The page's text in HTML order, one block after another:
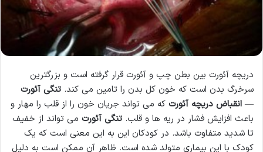
دریچه آئورت بین بطن چپ و آئورت قرار گرفته است و بزرگترین
سرخرگ بدن است که خون کل بدن را تامین می کند. تنگی آئورت
— انقباض دریچه آئورت که می تواند جریان خون را از قلب را مهار و
باعث افزایش فشار در ریه ها و قلب. تنگی آئورت می تواند از خفیف
تا شدید متفاوت باشد. در کودکان این به این معنی است که یک
کودک با این بیماری متولد شده است. ظاهر آن ممکن است به دلیل